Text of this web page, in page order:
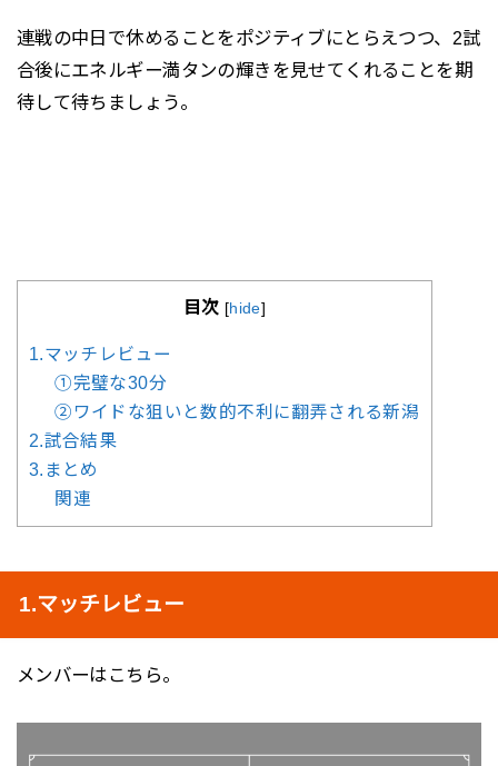
連戦の中日で休めることをポジティブにとらえつつ、2試
合後にエネルギー満タンの輝きを見せてくれることを期
待して待ちましょう。
目次 [hide]
1.マッチレビュー
①完璧な30分
②ワイドな狙いと数的不利に翻弄される新潟
2.試合結果
3.まとめ
関連
1.マッチレビュー
メンバーはこちら。